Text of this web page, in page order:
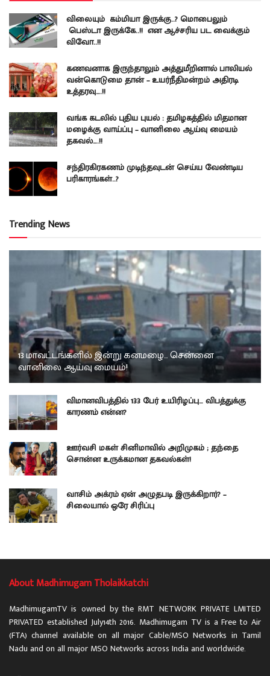
விலையும் கம்மியா இருக்கு..? மொபைலும்
பெஸ்டா இருக்கே..!! என ஆச்சரிய பட வைக்கும்
விவோ..!!
கணவனாக இருந்தாலும் அத்துமீறினால் பாலியல்
வன்கொடுமை தான் – உயர்நீதிமன்றம் அதிரடி
உத்தரவு….!!
வங்க கடலில் புதிய புயல் : தமிழகத்தில் மிதமான
மழைக்கு வாய்ப்பு – வானிலை ஆய்வு மையம்
தகவல்….!!
சந்திரகிரகணம் முடிந்தவுடன் செய்ய வேண்டிய
பரிகாரங்கள்..?
Trending News
13 மாவட்டங்களில் இன்று கனமழை… சென்னை
வானிலை ஆய்வு மையம்!
விமானவிபத்தில் 133 பேர் உயிரிழப்பு… விபத்துக்கு
காரணம் என்ன?
ஊர்வசி மகள் சினிமாவில் அறிமுகம் ; தந்தை
சொன்ன உருக்கமான தகவல்கள்!
வாசிம் அக்ரம் ஏன் அழுதபடி இருக்கிறார்? –
சிலையால் ஒரே சிரிப்பு
About Madhimugam Tholaikkatchi
MadhimugamTV is owned by the RMT NETWORK PRIVATE LMITED
PRIVATED established July14th 2016. Madhimugam TV is a Free to Air
(FTA) channel available on all major Cable/MSO Networks in Tamil
Nadu and on all major MSO Networks across India and worldwide.